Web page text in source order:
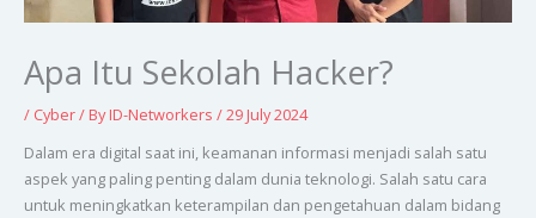
Apa Itu Sekolah Hacker?
/ Cyber/ ByID-Networkers /29 July 2024
Dalam era digital saat ini, keamanan informasi menjadi salah satu
aspek yang paling penting dalam dunia teknologi. Salah satu cara
untuk meningkatkan keterampilan dan pengetahuan dalam bidang